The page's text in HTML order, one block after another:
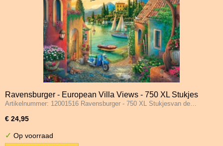
Ravensburger - European Villa Views - 750 XL Stukjes
Artikelnummer: 12001516 Ravensburger - 750 XL Stukjesvan de…
€ 24,95
✓ Op voorraad